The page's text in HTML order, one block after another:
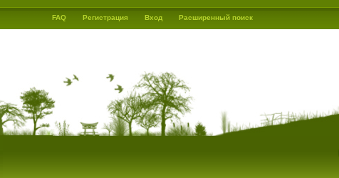
FAQ Регистрация Вход Расширенный поиск